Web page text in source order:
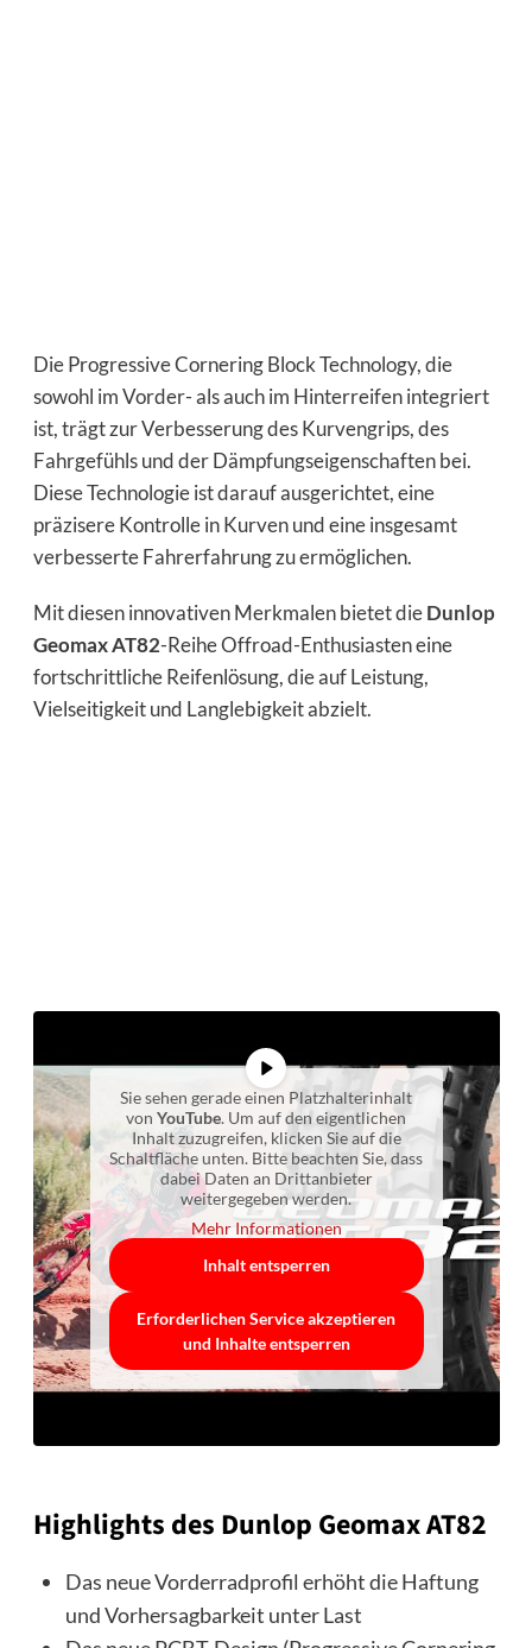
Die Progressive Cornering Block Technology, die
sowohl im Vorder- als auch im Hinterreifen integriert
ist, trägt zur Verbesserung des Kurvengrips, des
Fahrgefühls und der Dämpfungseigenschaften bei.
Diese Technologie ist darauf ausgerichtet, eine
präzisere Kontrolle in Kurven und eine insgesamt
verbesserte Fahrerfahrung zu ermöglichen.
Mit diesen innovativen Merkmalen bietet dieDunlop
Geomax AT82-Reihe Offroad-Enthusiasten eine
fortschrittliche Reifenlösung, die auf Leistung,
Vielseitigkeit und Langlebigkeit abzielt.
Sie sehen gerade einen Platzhalterinhalt
von YouTube. Um auf den eigentlichen
Inhalt zuzugreifen, klicken Sie auf die
Schaltfläche unten. Bitte beachten Sie, dass
dabei Daten an Drittanbieter
weitergegeben werden.
Mehr Informationen
Inhalt entsperren
Erforderlichen Service akzeptieren
und Inhalte entsperren
Highlights des Dunlop Geomax AT82
Das neue Vorderradprofil erhöht die Haftung
und Vorhersagbarkeit unter Last